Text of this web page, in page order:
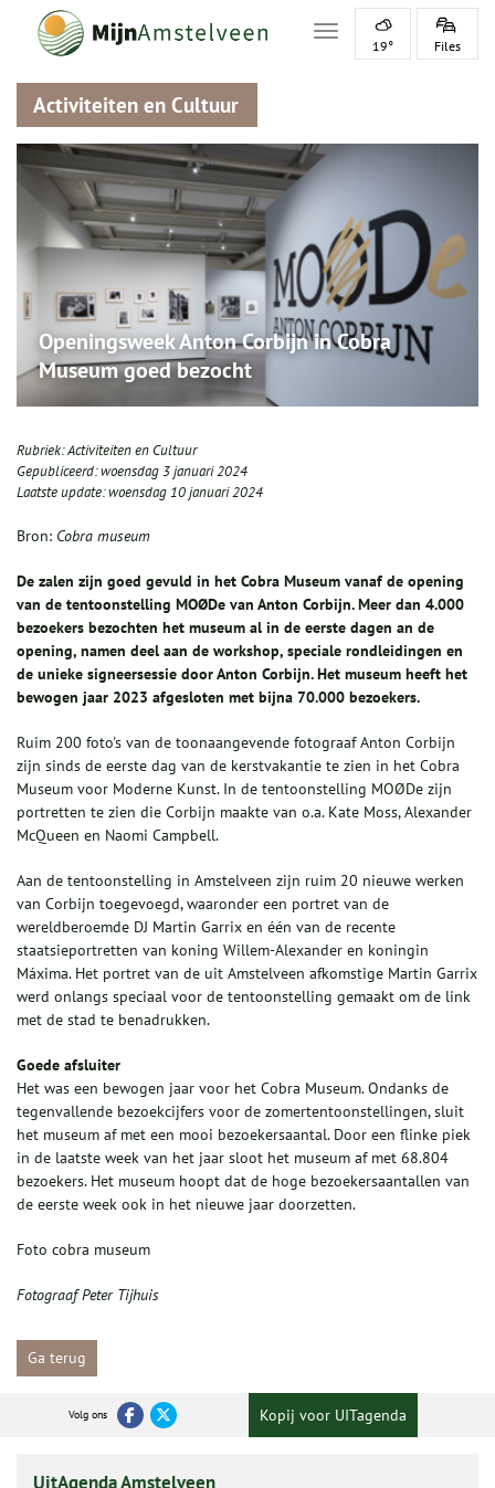
Toggle navigation
19° Files
Activiteiten en Cultuur
Openingsweek Anton Corbijn in Cobra
Museum goed bezocht
Rubriek:Activiteiten en Cultuur
Gepubliceerd:woensdag 3 januari 2024
Laatste update:woensdag 10 januari 2024
Bron: Cobra museum
De zalen zijn goed gevuld in het Cobra Museum vanaf de opening
van de tentoonstelling MOØDe van Anton Corbijn. Meer dan 4.000
bezoekers bezochten het museum al in de eerste dagen an de
opening, namen deel aan de workshop, speciale rondleidingen en
de unieke signeersessie door Anton Corbijn. Het museum heeft het
bewogen jaar 2023 afgesloten met bijna 70.000 bezoekers.
Ruim 200 foto's van de toonaangevende fotograaf Anton Corbijn
zijn sinds de eerste dag van de kerstvakantie te zien in het Cobra
Museum voor Moderne Kunst. In de tentoonstelling MOØDe zijn
portretten te zien die Corbijn maakte van o.a. Kate Moss, Alexander
McQueen en Naomi Campbell.
Aan de tentoonstelling in Amstelveen zijn ruim 20 nieuwe werken
van Corbijn toegevoegd, waaronder een portret van de
wereldberoemde DJ Martin Garrix en één van de recente
staatsieportretten van koning Willem-Alexander en koningin
Máxima. Het portret van de uit Amstelveen afkomstige Martin Garrix
werd onlangs speciaal voor de tentoonstelling gemaakt om de link
met de stad te benadrukken.
Goede afsluiter
Het was een bewogen jaar voor het Cobra Museum. Ondanks de
tegenvallende bezoekcijfers voor de zomertentoonstellingen, sluit
het museum af met een mooi bezoekersaantal. Door een flinke piek
in de laatste week van het jaar sloot het museum af met 68.804
bezoekers. Het museum hoopt dat de hoge bezoekersaantallen van
de eerste week ook in het nieuwe jaar doorzetten.
Foto cobra museum
Fotograaf Peter Tijhuis
Ga terug
Volg ons Kopij voor UITagenda
UitAgenda Amstelveen